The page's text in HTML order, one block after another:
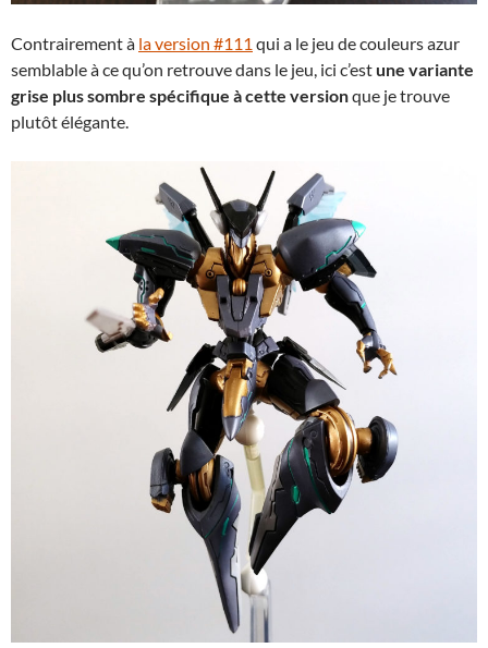
Contrairement à la version #111 qui a le jeu de couleurs azur
semblable à ce qu’on retrouve dans le jeu, ici c’estune variante
grise plus sombre spécifique à cette versionque je trouve
plutôt élégante.